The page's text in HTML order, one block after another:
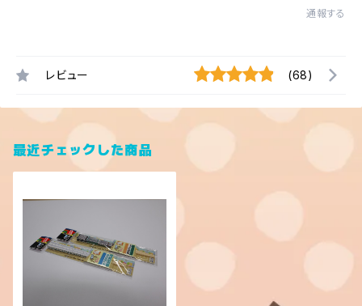
通報する
レビュー (68)
最近チェックした商品